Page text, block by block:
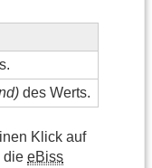
des Werts.
Klick auf
die eBiss